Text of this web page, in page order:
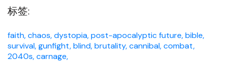
标签:
faith,chaos,dystopia,post-apocalyptic future,bible,
survival,gunfight,blind,brutality,cannibal,combat,
2040s,carnage,